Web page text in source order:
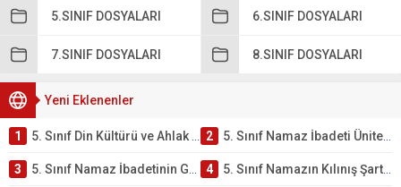
5.SINIF DOSYALARI 6.SINIF DOSYALARI
7.SINIF DOSYALARI 8.SINIF DOSYALARI
Yeni Eklenenler
1 5. Sınıf Din Kültürü ve Ahlak Bilgisi 2. Ünite: Namaz İbadeti Çalışmaları 2 5. Sınıf Namaz İbadeti Ünite Testi – Online Çöz
3 5. Sınıf Namaz İbadetinin Getirdiği Faydalar Testi 4 5. Sınıf Namazın Kılınış Şartları Testi